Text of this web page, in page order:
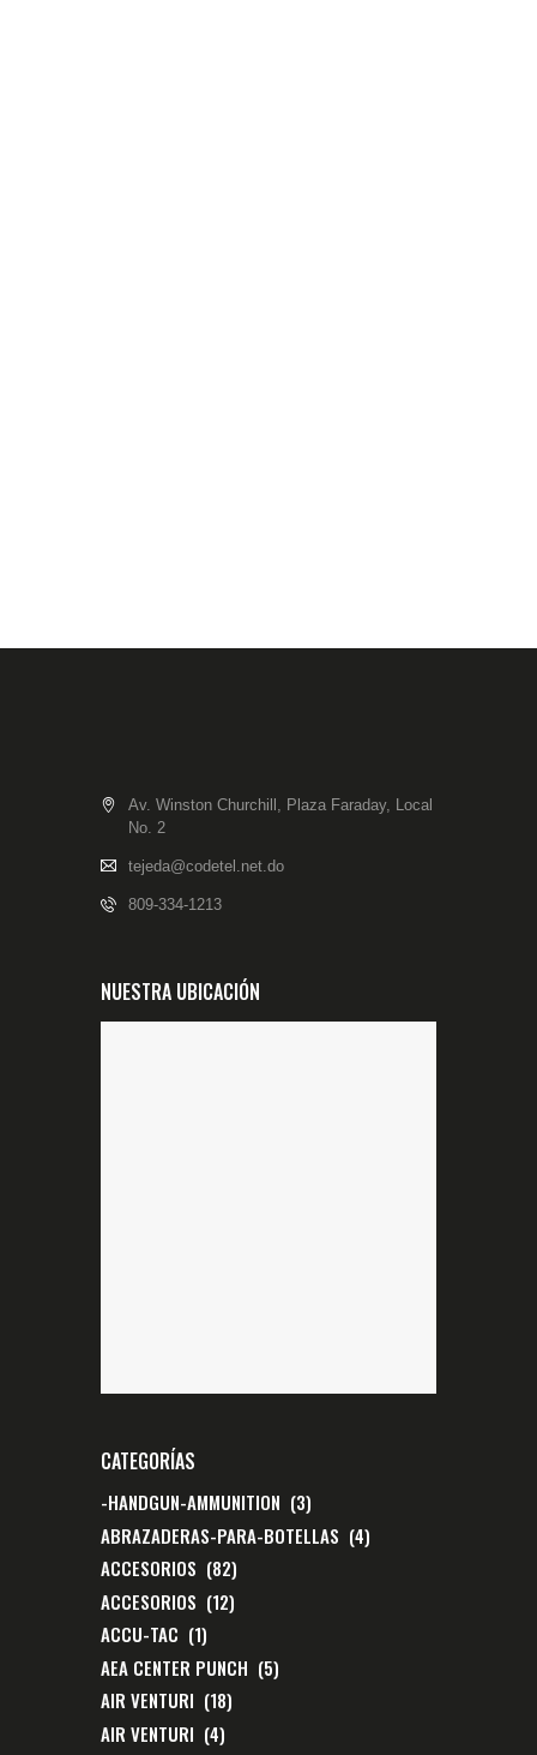
Av. Winston Churchill, Plaza Faraday, Local
No. 2
tejeda@codetel.net.do
809-334-1213
NUESTRA UBICACIÓN
CATEGORÍAS
-HANDGUN-AMMUNITION (3)
ABRAZADERAS-PARA-BOTELLAS (4)
ACCESORIOS (82)
ACCESORIOS (12)
ACCU-TAC (1)
AEA CENTER PUNCH (5)
AIR VENTURI (18)
AIR VENTURI (4)